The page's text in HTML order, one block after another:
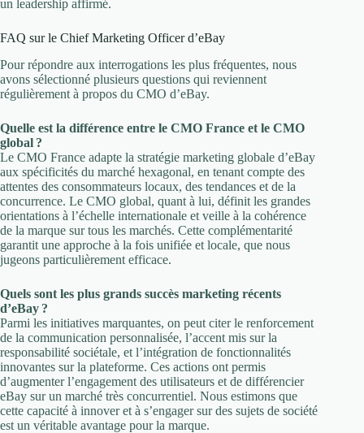
un leadership affirmé.
FAQ sur le Chief Marketing Officer d’eBay
Pour répondre aux interrogations les plus fréquentes, nous
avons sélectionné plusieurs questions qui reviennent
régulièrement à propos du CMO d’eBay.
Quelle est la différence entre le CMO France et le CMO
global ?
Le CMO France adapte la stratégie marketing globale d’eBay
aux spécificités du marché hexagonal, en tenant compte des
attentes des consommateurs locaux, des tendances et de la
concurrence. Le CMO global, quant à lui, définit les grandes
orientations à l’échelle internationale et veille à la cohérence
de la marque sur tous les marchés. Cette complémentarité
garantit une approche à la fois unifiée et locale, que nous
jugeons particulièrement efficace.
Quels sont les plus grands succès marketing récents
d’eBay ?
Parmi les initiatives marquantes, on peut citer le renforcement
de la communication personnalisée, l’accent mis sur la
responsabilité sociétale, et l’intégration de fonctionnalités
innovantes sur la plateforme. Ces actions ont permis
d’augmenter l’engagement des utilisateurs et de différencier
eBay sur un marché très concurrentiel. Nous estimons que
cette capacité à innover et à s’engager sur des sujets de société
est un véritable avantage pour la marque.